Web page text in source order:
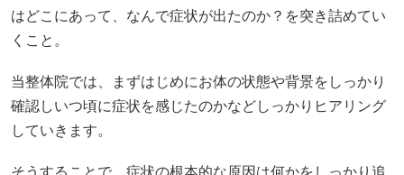
はどこにあって、なんで症状が出たのか？を突き詰めてい
くこと。
当整体院では、まずはじめにお体の状態や背景をしっかり
確認しいつ頃に症状を感じたのかなどしっかりヒアリング
していきます。
そうすることで、症状の根本的な原因は何かをしっかり追